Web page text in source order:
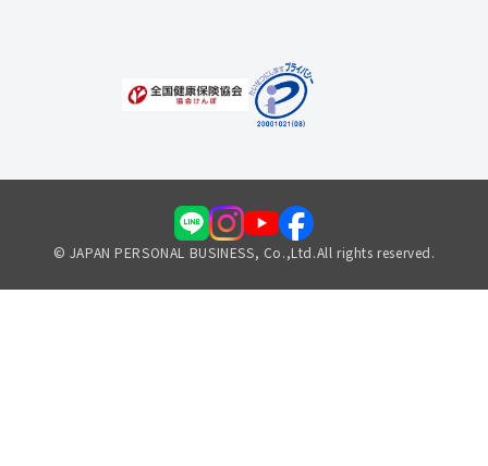
© JAPAN PERSONAL BUSINESS, Co.,Ltd.All rights reserved.